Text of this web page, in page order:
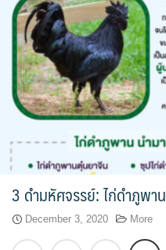
3 ดำมหัศจรรย์: ไก่ดำภูพาน
December 3, 2020 More